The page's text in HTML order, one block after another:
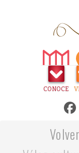
CONOCE
Volver